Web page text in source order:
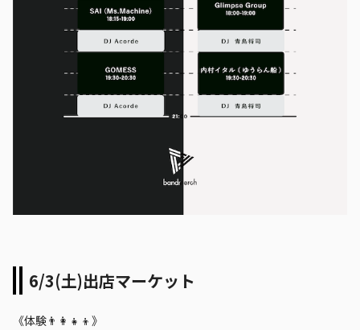
6/3(土)出店マーケット
《体験👨‍👩‍👧‍👦》